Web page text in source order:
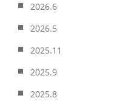
2026.6
2026.5
2025.11
2025.9
2025.8